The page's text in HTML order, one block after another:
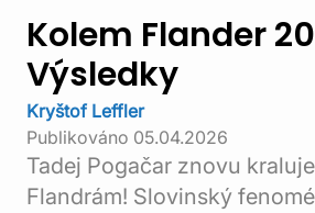
Kolem Flander
Výsledky
Kryštof Leffler
Publikováno 05.04.2026
Tadej Pogačar znovu
Flandrám! Slovinský